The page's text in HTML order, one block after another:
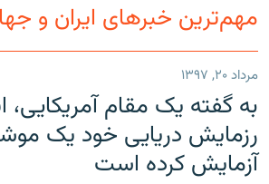
مهم‌ترین خبرهای ایران و
مرداد ۲۰, ۱۳۹۷
به گفته یک مقام آمریکایی،
رزمایش دریایی خود یک
آزمایش کرده است